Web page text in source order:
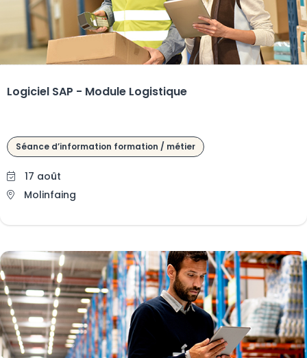
Logiciel SAP - Module Logistique
Séance d’information formation / métier
17 août
Molinfaing